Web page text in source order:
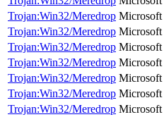
Trojan:Win32/Meredrop Microsoft
Trojan:Win32/Meredrop Microsoft
Trojan:Win32/Meredrop Microsoft
Trojan:Win32/Meredrop Microsoft
Trojan:Win32/Meredrop Microsoft
Trojan:Win32/Meredrop Microsoft
Trojan:Win32/Meredrop Microsoft